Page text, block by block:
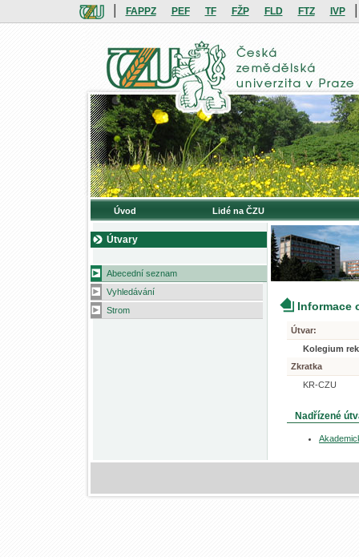
FAPPZ PEF TF FŽP FLD FTZ IVP
Úvod Lidé na ČZU
Útvary
Abecední seznam
Vyhledávání
Strom
Informace
Útvar:
Kolegium
Zkratka
KR-CZU
Nadřízené